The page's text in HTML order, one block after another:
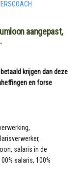
aangepast,
krijgen dan deze
en forse